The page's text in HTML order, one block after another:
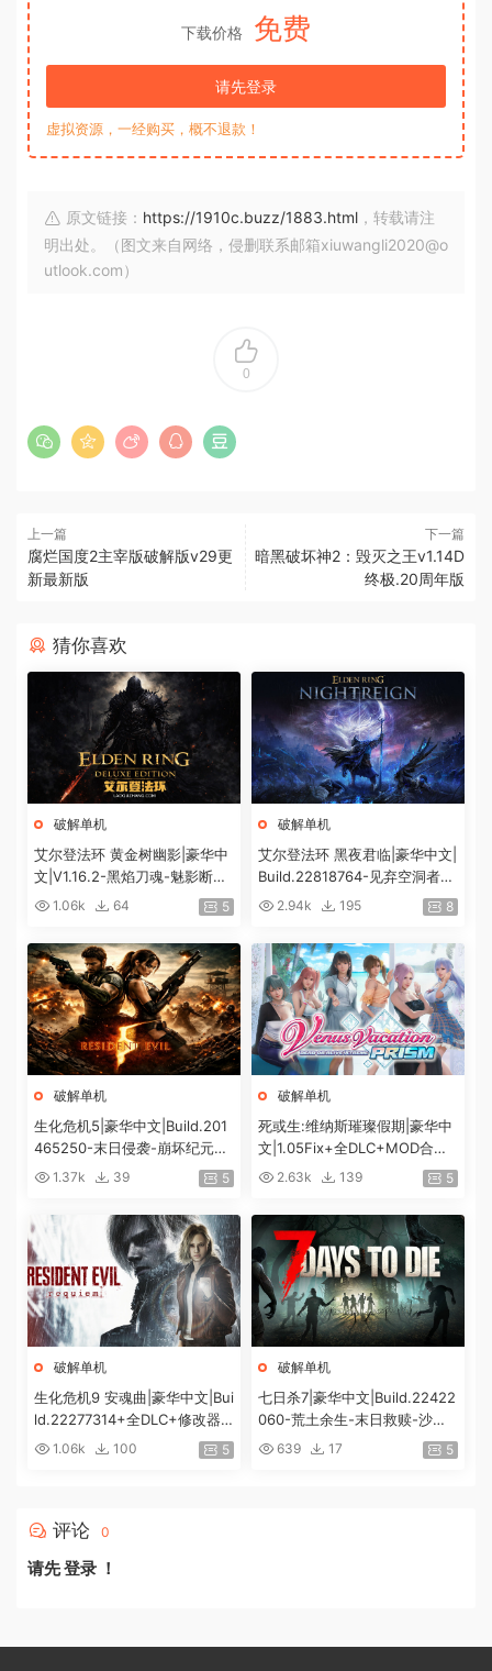
下载价格 免费
请先登录
虚拟资源，一经购买，概不退款！
原文链接： https://1910c.buzz/1883.html ，转载请注
明出处。（图文来自网络，侵删联系邮箱xiuwangli2020@o
utlook.com）
0
上一篇
腐烂国度2主宰版破解版v29更
新最新版
下一篇
暗黑破坏神2：毁灭之王v1.14D
终极.20周年版
猜你喜欢
破解单机
艾尔登法环 黄金树幽影|豪华中
文|V1.16.2-黑焰刀魂-魅影断弦
+预购特典+全DLC+修改器|解
1.06k 64 5
破解单机
艾尔登法环 黑夜君临|豪华中文|
Build.22818764-见弃空洞者DL
C+预购特典+全DLC+修改器|解
2.94k 195 8
破解单机
生化危机5|豪华中文|Build.201
465250-末日侵袭-崩坏纪元
+预购特典+全DLC-解锁全内
1.37k 39 5
破解单机
死或生:维纳斯璀璨假期|豪华中
文|1.05Fix+全DLC+MOD合集
+预购特典|解压即撸|[12G/百
2.63k 139 5
破解单机
生化危机9 安魂曲|豪华中文|Bui
ld.22277314+全DLC+修改器|
解压即撸|[74G/百度]
1.06k 100 5
破解单机
七日杀7|豪华中文|Build.22422
060-荒土余生-末日救赎-沙盒
+全DLC|解压即撸|
639 17 5
评论 0
请先登录 ！